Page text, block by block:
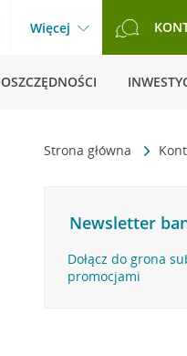
Więcej
OSZCZĘDNOŚCI
Strona główna
Newsletter
Dołącz do grona
promocjami